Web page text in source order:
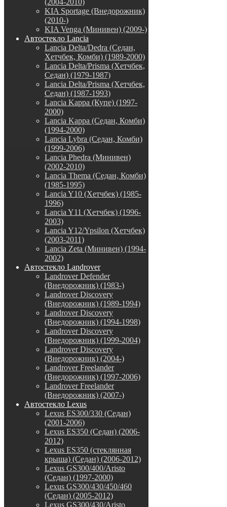
KIA Sportage (Внедорожник)
(2010-)
KIA Venga (Минивен) (2009-)
Автостекло Lancia
Lancia Delta/Dedra (Седан,
Хетчбек, Комби) (1989-2000)
Lancia Delta/Prisma (Хетчбек,
Седан) (1979-1987)
Lancia Delta/Prisma (Хетчбек,
Седан) (1987-1993)
Lancia Kappa (Купе) (1997-
2000)
Lancia Kappa (Седан, Комби)
(1994-2000)
Lancia Lybra (Седан, Комби)
(1999-2006)
Lancia Phedra (Минивен)
(2002-2010)
Lancia Thema (Седан, Комби)
(1985-1995)
Lancia Y10 (Хетчбек) (1985-
1996)
Lancia Y11 (Хетчбек) (1996-
2003)
Lancia Y12/Ypsilon (Хетчбек)
(2003-2011)
Lancia Zeta (Минивен) (1994-
2002)
Автостекло Landrover
Landrover Defender
(Внедорожник) (1983-)
Landrover Discovery
(Внедорожник) (1989-1994)
Landrover Discovery
(Внедорожник) (1994-1998)
Landrover Discovery
(Внедорожник) (1999-2004)
Landrover Discovery
(Внедорожник) (2004-)
Landrover Freelander
(Внедорожник) (1997-2006)
Landrover Freelander
(Внедорожник) (2007-)
Автостекло Lexus
Lexus ES300/330 (Седан)
(2001-2006)
Lexus ES350 (Седан) (2006-
2012)
Lexus ES350 (стеклянная
крыша) (Седан) (2006-2012)
Lexus GS300/400/Aristo
(Седан) (1997-2000)
Lexus GS300/430/450/460
(Седан) (2005-2012)
Lexus GS300/430/Aristo